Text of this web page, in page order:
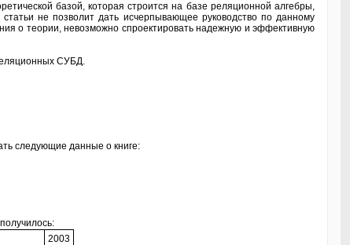
базой, которая строится на базе реляционной алгебры,
не позволит дать исчерпывающее руководство по данному
о теории, невозможно спроектировать надежную и эффективную
СУБД.
следующие данные о книге:
2003